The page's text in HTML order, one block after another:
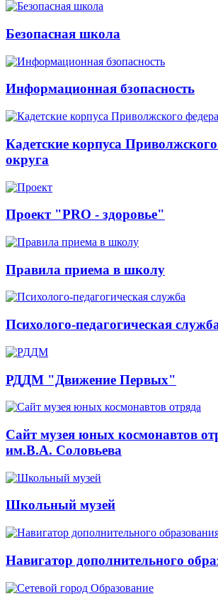
Безопасная школа
Информационная бзопасность
Кадетские корпуса
округа
Проект "PRO - здоровье"
Правила приема в школу
Психолого-педагогическая
РДДМ "Движение Первых"
Сайт музея юных космонавтов
им.В.А. Соловьева
Школьный музей
Навигатор дополнительного